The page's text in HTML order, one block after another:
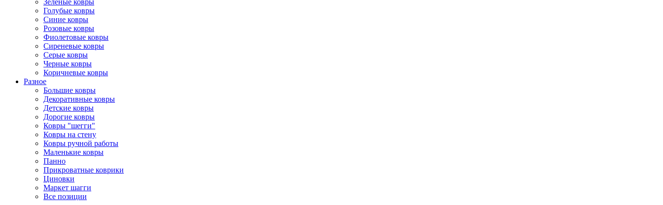
Зеленые ковры
Голубые ковры
Синие ковры
Розовые ковры
Фиолетовые ковры
Сиреневые ковры
Серые ковры
Черные ковры
Коричневые ковры
Разное
Большие ковры
Декоративные ковры
Детские ковры
Дорогие ковры
Ковры "шегги"
Ковры на стену
Ковры ручной работы
Маленькие ковры
Панно
Прикроватные коврики
Циновки
Маркет шагги
Все позиции